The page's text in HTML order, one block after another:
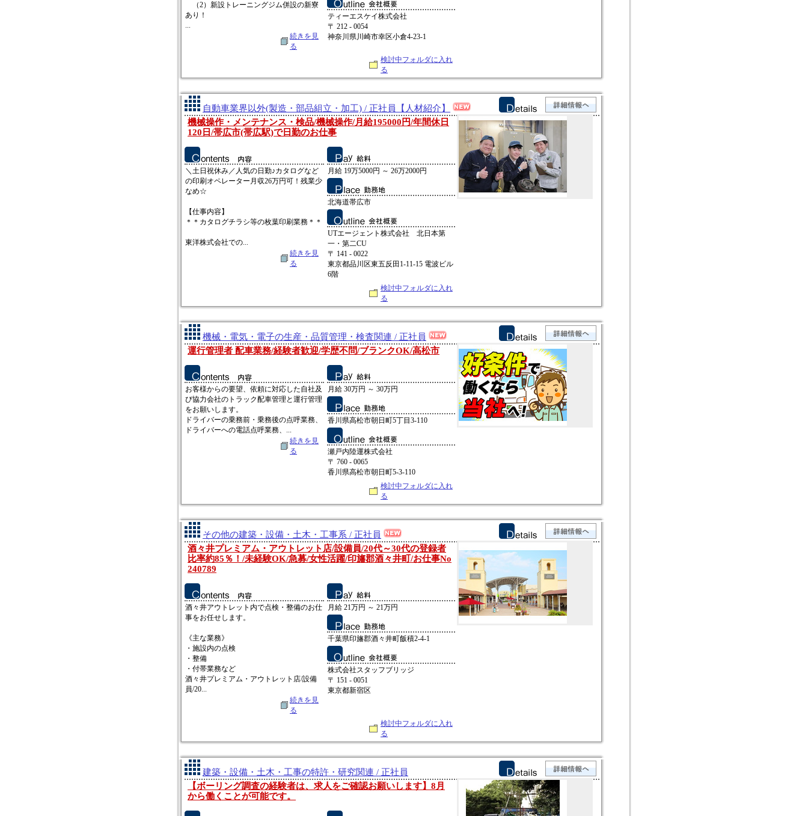
（2）新設トレーニングジム併設の新寮
あり！
...
続きを見
る
ティーエスケイ株式会社
〒 212 - 0054
神奈川県川崎市幸区小倉4-23-1
検討中フォルダに入れ
る
自動車業界以外(製造・部品組立・加工) / 正社員【人材紹介】
機械操作・メンテナンス・検品/機械操作/月給195000円/年間休日
120日/帯広市(帯広駅)で日勤のお仕事
＼土日祝休み／人気の日勤♪カタログなど
の印刷オペレーター月収26万円可！残業少
なめ☆
【仕事内容】
＊＊カタログチラシ等の枚葉印刷業務＊＊
東洋株式会社での...
続きを見
る
月給 19万5000円 ～ 26万2000円
北海道帯広市
UTエージェント株式会社 北日本第
一・第二CU
〒 141 - 0022
東京都品川区東五反田1-11-15 電波ビル
6階
検討中フォルダに入れ
る
機械・電気・電子の生産・品質管理・検査関連 / 正社員
運行管理者 配車業務/経験者歓迎/学歴不問/ブランクOK/高松市
お客様からの要望、依頼に対応した自社及
び協力会社のトラック配車管理と運行管理
をお願いします。
ドライバーの乗務前・乗務後の点呼業務、
ドライバーへの電話点呼業務、...
続きを見
る
月給 30万円 ～ 30万円
香川県高松市朝日町5丁目3-110
瀬戸内陸運株式会社
〒 760 - 0065
香川県高松市朝日町5-3-110
検討中フォルダに入れ
る
その他の建築・設備・土木・工事系 / 正社員
酒々井プレミアム・アウトレット店/設備員/20代～30代の登録者
比率約85％！/未経験OK/急募/女性活躍/印旛郡酒々井町/お仕事No
240789
酒々井アウトレット内で点検・整備のお仕
事をお任せします。
《主な業務》
・施設内の点検
・整備
・付帯業務など
酒々井プレミアム・アウトレット店/設備
員/20...
続きを見
る
月給 21万円 ～ 21万円
千葉県印旛郡酒々井町飯積2-4-1
株式会社スタッフブリッジ
〒 151 - 0051
東京都新宿区
検討中フォルダに入れ
る
建築・設備・土木・工事の特許・研究関連 / 正社員
【ボーリング調査の経験者は、求人をご確認お願いします】8月
から働くことが可能です。